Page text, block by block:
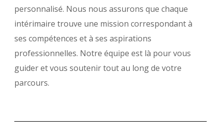
personnalisé. Nous nous assurons que chaque
intérimaire trouve une mission correspondant à
ses compétences et à ses aspirations
professionnelles. Notre équipe est là pour vous
guider et vous soutenir tout au long de votre
parcours.